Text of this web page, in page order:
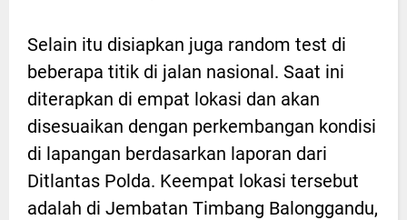
Selain itu disiapkan juga random test di
beberapa titik di jalan nasional. Saat ini
diterapkan di empat lokasi dan akan
disesuaikan dengan perkembangan kondisi
di lapangan berdasarkan laporan dari
Ditlantas Polda. Keempat lokasi tersebut
adalah di Jembatan Timbang Balonggandu,